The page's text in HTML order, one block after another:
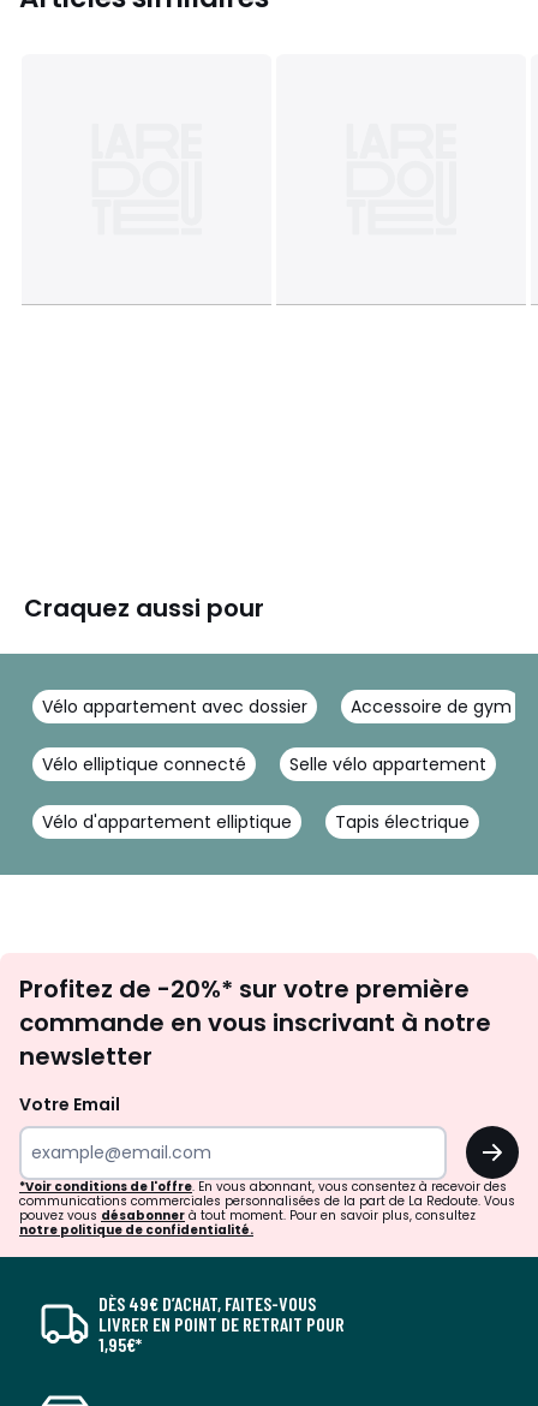
Craquez aussi pour
Vélo appartement avec dossier Accessoire de gym
Vélo elliptique connecté Selle vélo appartement
Vélo d'appartement elliptique Tapis électrique
newsletter
Profitez de -20%* sur votre première
commande en vous inscrivant à notre
newsletter
Votre Email
OK
*Voir conditions de l'offre. En vous abonnant, vous consentez à recevoir des
communications commerciales personnalisées de la part de La Redoute. Vous
pouvez vous désabonner à tout moment. Pour en savoir plus, consultez
notre politique de confidentialité.
DÈS 49€ D’ACHAT, FAITES-VOUS
LIVRER EN POINT DE RETRAIT POUR
1,95€*